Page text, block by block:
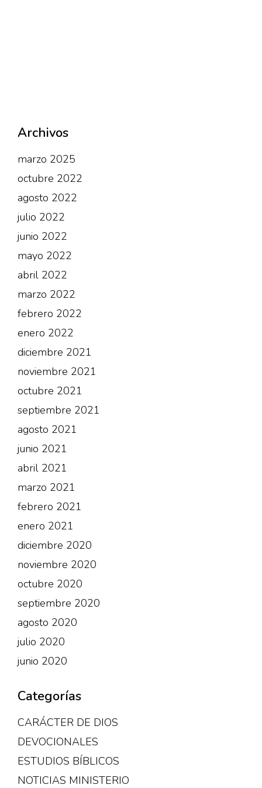
Archivos
marzo 2025
octubre 2022
agosto 2022
julio 2022
junio 2022
mayo 2022
abril 2022
marzo 2022
febrero 2022
enero 2022
diciembre 2021
noviembre 2021
octubre 2021
septiembre 2021
agosto 2021
junio 2021
abril 2021
marzo 2021
febrero 2021
enero 2021
diciembre 2020
noviembre 2020
octubre 2020
septiembre 2020
agosto 2020
julio 2020
junio 2020
Categorías
CARÁCTER DE DIOS
DEVOCIONALES
ESTUDIOS BÍBLICOS
NOTICIAS MINISTERIO